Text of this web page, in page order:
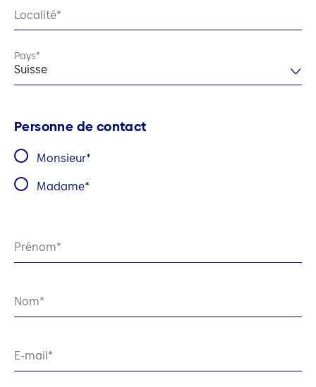
Localité
Pays
Suisse
Personne de contact
Monsieur
Madame
Prénom
Nom
E-mail